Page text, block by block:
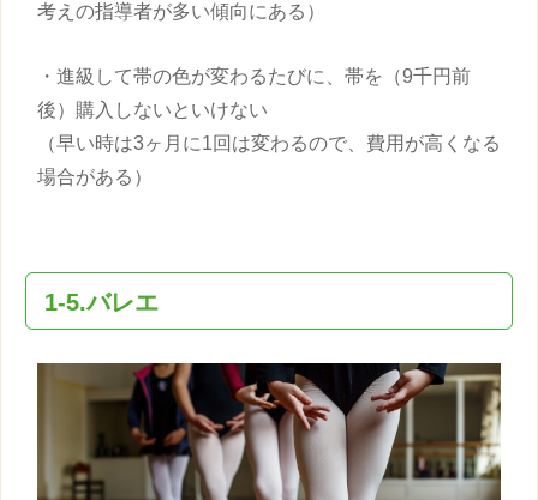
考えの指導者が多い傾向にある）
・進級して帯の色が変わるたびに、帯を（9千円前
後）購入しないといけない
（早い時は3ヶ月に1回は変わるので、費用が高くなる
場合がある）
1-5.バレエ